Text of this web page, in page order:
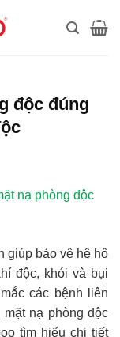
độc đúng
giúp bảo vệ hệ hô
độc, khói và bụi
các bệnh liên
nạ phòng độc
tìm hiểu chi tiết